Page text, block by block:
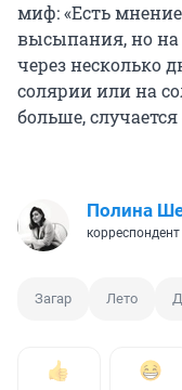
миф: «Есть
высыпания, но на
через несколько
солярии или на
больше,
Полина
корреспондент
Загар Лето